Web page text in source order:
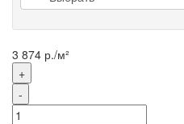
3 874 р./м²
+
-